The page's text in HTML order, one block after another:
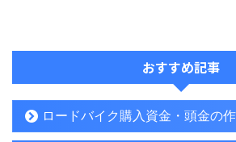
おすすめ記事
ロードバイク購入資金・頭金の